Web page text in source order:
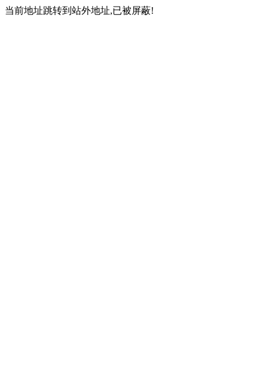
当前地址跳转到站外地址,已被屏蔽!